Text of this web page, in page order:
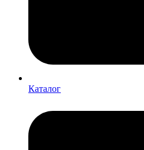
Каталог